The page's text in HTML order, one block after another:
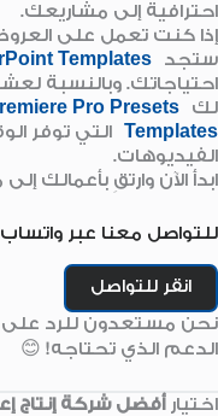
احترافية إلى مشاريعك.
إذا كنت تعمل على
ستجد Templates
احتياجاتك. وبالنسبة
لك Pro Presets
Templates التي توفر
الفيديوهات.
ابدأ الآن وارتقِ بأعمالك
للتواصل معنا عبر واتساب
انقر للتواصل
نحن مستعدون للرد على
الدعم الذي تحتاجه! 😊
اختيار أفضل شركة إنتاج